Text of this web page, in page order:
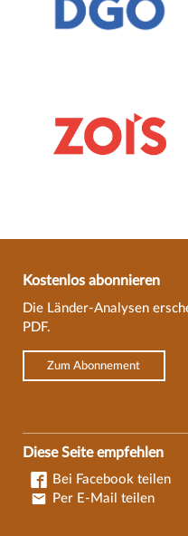
Kostenlos abonnieren
Die Länder-Analysen
PDF.
Zum Abonnement
Diese Seite empfehlen
Bei Facebook teilen
Per E-Mail teilen